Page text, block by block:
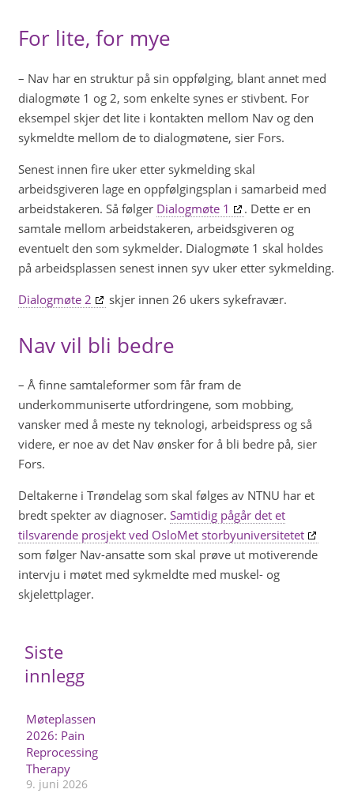
For lite, for mye
– Nav har en struktur på sin oppfølging, blant annet med
dialogmøte 1 og 2, som enkelte synes er stivbent. For
eksempel skjer det lite i kontakten mellom Nav og den
sykmeldte mellom de to dialogmøtene, sier Fors.
Senest innen fire uker etter sykmelding skal
arbeidsgiveren lage en oppfølgingsplan i samarbeid med
arbeidstakeren. Så følger Dialogmøte 1
. Dette er en
samtale mellom arbeidstakeren, arbeidsgiveren og
eventuelt den som sykmelder. Dialogmøte 1 skal holdes
på arbeidsplassen senest innen syv uker etter sykmelding.
Dialogmøte 2
skjer innen 26 ukers sykefravær.
Nav vil bli bedre
– Å finne samtaleformer som får fram de
underkommuniserte utfordringene, som mobbing,
vansker med å meste ny teknologi, arbeidspress og så
videre, er noe av det Nav ønsker for å bli bedre på, sier
Fors.
Deltakerne i Trøndelag som skal følges av NTNU har et
bredt spekter av diagnoser. Samtidig pågår det et
tilsvarende prosjekt ved OsloMet storbyuniversitetet
som følger Nav-ansatte som skal prøve ut motiverende
intervju i møtet med sykmeldte med muskel- og
skjelettplager.
Siste
innlegg
Møteplassen
2026: Pain
Reprocessing
Therapy
9. juni 2026